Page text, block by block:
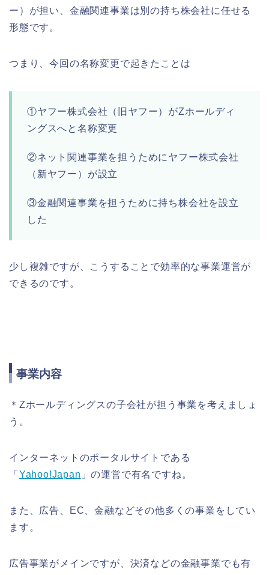
ー）が担い、金融関連事業は別の持ち株会社に任せる
形態です。
つまり、今回の名称変更で起きたことは
①ヤフー株式会社（旧ヤフー）がZホールディ
ングスへと名称変更
②ネット関連事業を担うためにヤフー株式会社
（新ヤフー）が設立
③金融関連事業を担うために持ち株会社を設立
した
少し複雑ですが、こうすることで効率的な事業運営が
できるのです。
事業内容
＊Zホールディングスの子会社が担う事業を考えましょ
う。
インターネットのポータルサイトである
「 Yahoo!Japan 」の運営で有名ですね。
また、広告、EC、金融などその他多くの事業をしてい
ます。
広告事業がメインですが、決済などの金融事業でも有